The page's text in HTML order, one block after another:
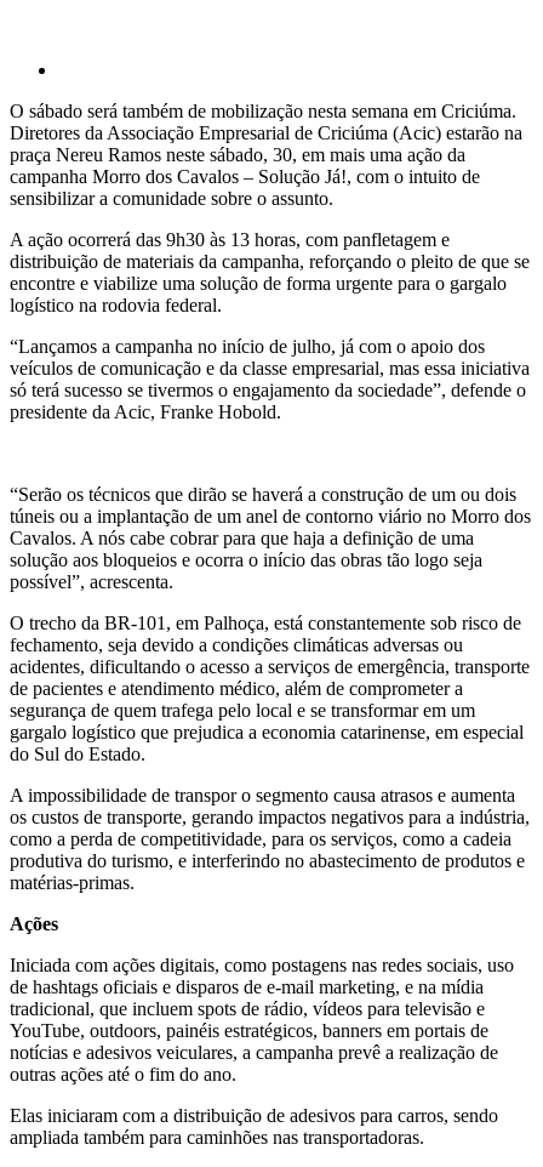
O sábado será também de mobilização nesta semana em Criciúma.
Diretores da Associação Empresarial de Criciúma (Acic) estarão na
praça Nereu Ramos neste sábado, 30, em mais uma ação da
campanha Morro dos Cavalos – Solução Já!, com o intuito de
sensibilizar a comunidade sobre o assunto.
A ação ocorrerá das 9h30 às 13 horas, com panfletagem e
distribuição de materiais da campanha, reforçando o pleito de que se
encontre e viabilize uma solução de forma urgente para o gargalo
logístico na rodovia federal.
“Lançamos a campanha no início de julho, já com o apoio dos
veículos de comunicação e da classe empresarial, mas essa iniciativa
só terá sucesso se tivermos o engajamento da sociedade”, defende o
presidente da Acic, Franke Hobold.
“Serão os técnicos que dirão se haverá a construção de um ou dois
túneis ou a implantação de um anel de contorno viário no Morro dos
Cavalos. A nós cabe cobrar para que haja a definição de uma
solução aos bloqueios e ocorra o início das obras tão logo seja
possível”, acrescenta.
O trecho da BR-101, em Palhoça, está constantemente sob risco de
fechamento, seja devido a condições climáticas adversas ou
acidentes, dificultando o acesso a serviços de emergência, transporte
de pacientes e atendimento médico, além de comprometer a
segurança de quem trafega pelo local e se transformar em um
gargalo logístico que prejudica a economia catarinense, em especial
do Sul do Estado.
A impossibilidade de transpor o segmento causa atrasos e aumenta
os custos de transporte, gerando impactos negativos para a indústria,
como a perda de competitividade, para os serviços, como a cadeia
produtiva do turismo, e interferindo no abastecimento de produtos e
matérias-primas.
Ações
Iniciada com ações digitais, como postagens nas redes sociais, uso
de hashtags oficiais e disparos de e-mail marketing, e na mídia
tradicional, que incluem spots de rádio, vídeos para televisão e
YouTube, outdoors, painéis estratégicos, banners em portais de
notícias e adesivos veiculares, a campanha prevê a realização de
outras ações até o fim do ano.
Elas iniciaram com a distribuição de adesivos para carros, sendo
ampliada também para caminhões nas transportadoras.